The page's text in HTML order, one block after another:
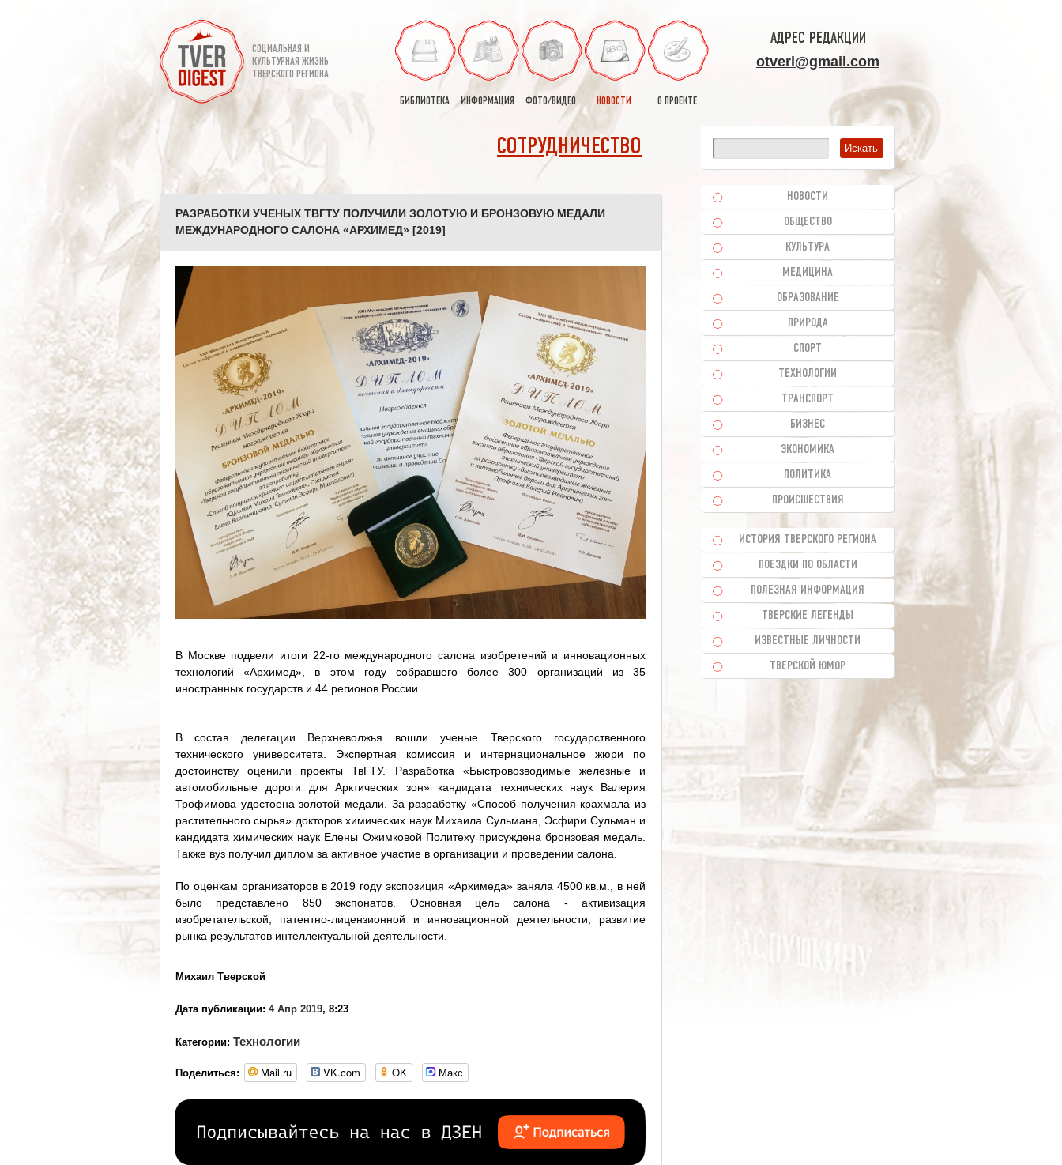
СОЦИАЛЬНАЯ И
КУЛЬТУРНАЯ ЖИЗНЬ
ТВЕРСКОГО РЕГИОНА
БИБЛИОТЕКА ИНФОРМАЦИЯ ФОТО/ВИДЕО НОВОСТИ О ПРОЕКТЕ
АДРЕС РЕДАКЦИИ
otveri@gmail.com
СОТРУДНИЧЕСТВО
РАЗРАБОТКИ УЧЕНЫХ ТВГТУ ПОЛУЧИЛИ ЗОЛОТУЮ И БРОНЗОВУЮ МЕДАЛИ
МЕЖДУНАРОДНОГО САЛОНА «АРХИМЕД» [2019]
В Москве подвели итоги 22-го международного салона изобретений и инновационных
технологий «Архимед», в этом году собравшего более 300 организаций из 35
иностранных государств и 44 регионов России.
В состав делегации Верхневолжья вошли ученые Тверского государственного
технического университета. Экспертная комиссия и интернациональное жюри по
достоинству оценили проекты ТвГТУ. Разработка «Быстровозводимые железные и
автомобильные дороги для Арктических зон» кандидата технических наук Валерия
Трофимова удостоена золотой медали. За разработку «Способ получения крахмала из
растительного сырья» докторов химических наук Михаила Сульмана, Эсфири Сульман и
кандидата химических наук Елены Ожимковой Политеху присуждена бронзовая медаль.
Также вуз получил диплом за активное участие в организации и проведении салона.
По оценкам организаторов в 2019 году экспозиция «Архимеда» заняла 4500 кв.м., в ней
было представлено 850 экспонатов. Основная цель салона - активизация
изобретательской, патентно-лицензионной и инновационной деятельности, развитие
рынка результатов интеллектуальной деятельности.
Михаил Тверской
Дата публикации: 4 Апр 2019, 8:23
Категории: Технологии
Поделиться: Mail.ru VK.com OK Макс
НОВОСТИ
ОБЩЕСТВО
КУЛЬТУРА
МЕДИЦИНА
ОБРАЗОВАНИЕ
ПРИРОДА
СПОРТ
ТЕХНОЛОГИИ
ТРАНСПОРТ
БИЗНЕС
ЭКОНОМИКА
ПОЛИТИКА
ПРОИСШЕСТВИЯ
ИСТОРИЯ ТВЕРСКОГО РЕГИОНА
ПОЕЗДКИ ПО ОБЛАСТИ
ПОЛЕЗНАЯ ИНФОРМАЦИЯ
ТВЕРСКИЕ ЛЕГЕНДЫ
ИЗВЕСТНЫЕ ЛИЧНОСТИ
ТВЕРСКОЙ ЮМОР